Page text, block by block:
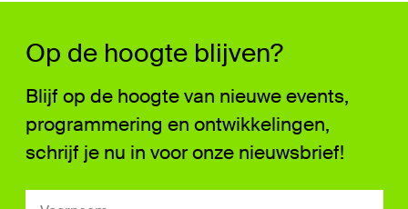
Op de hoogte blijven?
Blijf op de hoogte van nieuwe events,
programmering en ontwikkelingen,
schrijf je nu in voor onze nieuwsbrief!